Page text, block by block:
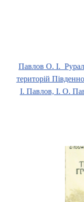
Павлов О. І.
територій
І. Павлов, І. О.